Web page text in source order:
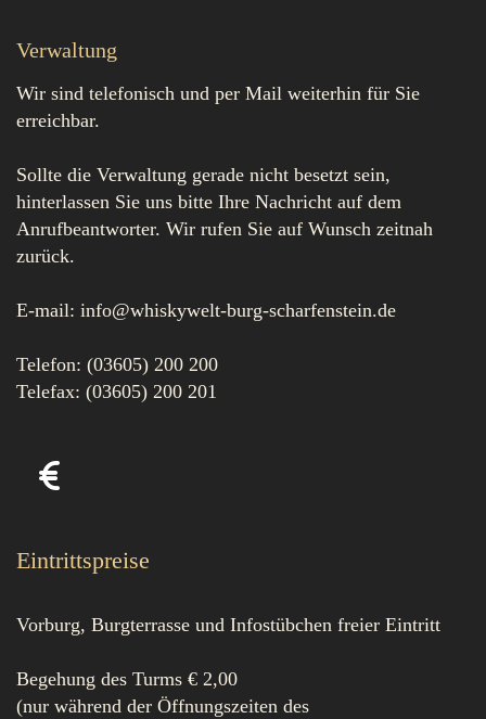
Verwaltung
Wir sind telefonisch und per Mail weiterhin für Sie
erreichbar.
Sollte die Verwaltung gerade nicht besetzt sein,
hinterlassen Sie uns bitte Ihre Nachricht auf dem
Anrufbeantworter. Wir rufen Sie auf Wunsch zeitnah
zurück.
E-mail: info@whiskywelt-burg-scharfenstein.de
Telefon: (03605) 200 200
Telefax: (03605) 200 201
Eintrittspreise
Vorburg, Burgterrasse und Infostübchen freier Eintritt
Begehung des Turms € 2,00
(nur während der Öffnungszeiten des